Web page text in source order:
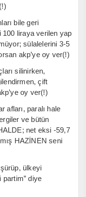
bile geri
100 liraya verilen yap
sülalelerini 3-5
akp’ye oy ver(!)
silinirken,
çift
oy ver(!)
afları, paralı hale
ve bütün
net eksi -59,7
HAZİNEN seni
ülkeyi
partim” diye